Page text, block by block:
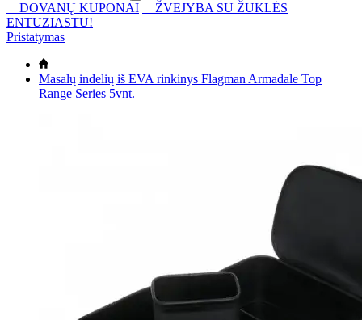
DOVANŲ KUPONAI
ŽVEJYBA SU ŽŪKLĖS
ENTUZIASTU!
Pristatymas
Masalų indelių iš EVA rinkinys Flagman Armadale Top
Range Series 5vnt.